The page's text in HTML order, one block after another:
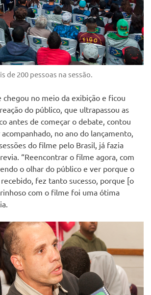
de 200 pessoas na sessão.
no meio da exibição e ficou
do público, que ultrapassou as
antes de começar o debate, contou
no ano do lançamento,
do filme pelo Brasil, já fazia
“Reencontrar o filme agora, com
o olhar do público e ver porque o
fez tanto sucesso, porque [o
com o filme foi uma ótima